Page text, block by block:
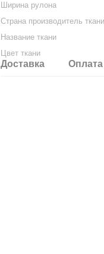
Ширина рулона
Страна производитель ткани
Название ткани
Цвет ткани
Доставка Оплата